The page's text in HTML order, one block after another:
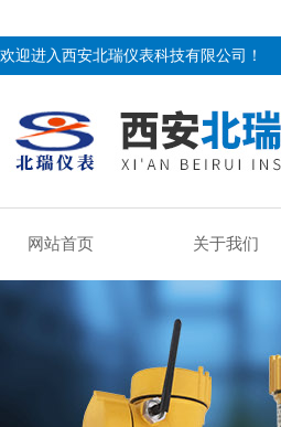
欢迎进入西安北瑞仪表科技有限公司！
网站首页 关于我们